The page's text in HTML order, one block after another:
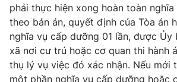
phải thực hiện xong hoàn toàn
theo bản án, quyết định của Tòa án
nghĩa vụ cấp dưỡng 01 lần, được Ủy
xã nơi cư trú hoặc cơ quan thi hành
thụ lý vụ việc đó xác nhận. Nếu mới
một phần nghĩa vụ cấp dưỡng hoặc